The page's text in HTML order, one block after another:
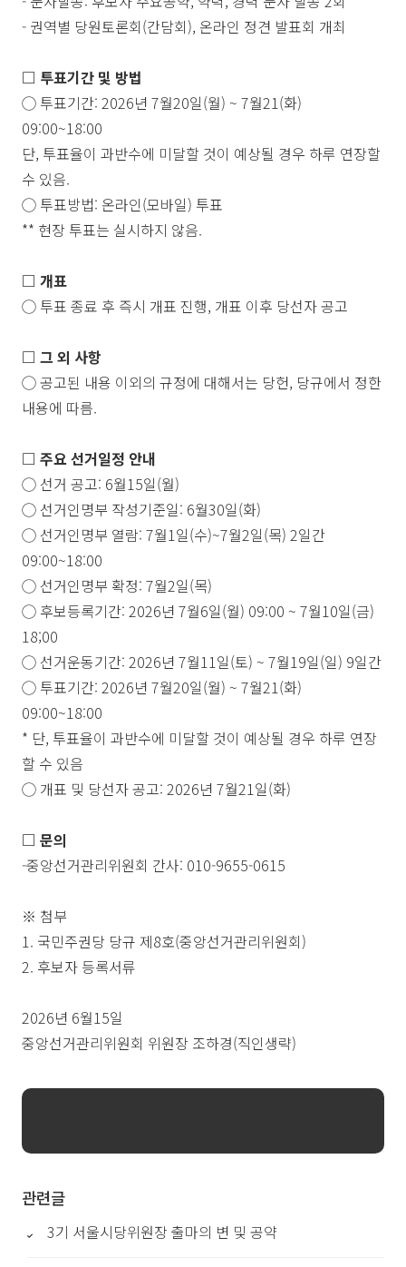
- 권역별 당원토론회(간담회), 온라인 정견 발표회 개최
□ 투표기간 및 방법
◯ 투표기간: 2026년 7월20일(월) ~ 7월21(화)
09:00~18:00
단, 투표율이 과반수에 미달할 것이 예상될 경우 하루 연장할
수 있음.
◯ 투표방법: 온라인(모바일) 투표
** 현장 투표는 실시하지 않음.
□ 개표
◯ 투표 종료 후 즉시 개표 진행, 개표 이후 당선자 공고
□ 그 외 사항
◯공고된 내용 이외의 규정에 대해서는 당헌, 당규에서 정한
내용에 따름.
□ 주요 선거일정 안내
◯선거 공고: 6월15일(월)
◯선거인명부 작성기준일: 6월30일(화)
◯선거인명부 열람: 7월1일(수)~7월2일(목) 2일간
09:00~18:00
◯선거인명부 확정: 7월2일(목)
◯ 후보등록기간: 2026년 7월6일(월) 09:00 ~ 7월10일(금)
18;00
◯선거운동기간: 2026년 7월11일(토) ~ 7월19일(일) 9일간
◯ 투표기간: 2026년 7월20일(월) ~ 7월21(화)
09:00~18:00
* 단, 투표율이 과반수에 미달할 것이 예상될 경우 하루 연장
할 수 있음
◯ 개표 및 당선자 공고: 2026년 7월21일(화)
□ 문의
-중앙선거관리위원회 간사: 010-9655-0615
※ 첨부
1. 국민주권당 당규 제8호(중앙선거관리위원회)
2. 후보자 등록서류
2026년 6월15일
중앙선거관리위원회 위원장 조하경(직인생략)
관련글
3기 서울시당위원장 출마의 변 및 공약